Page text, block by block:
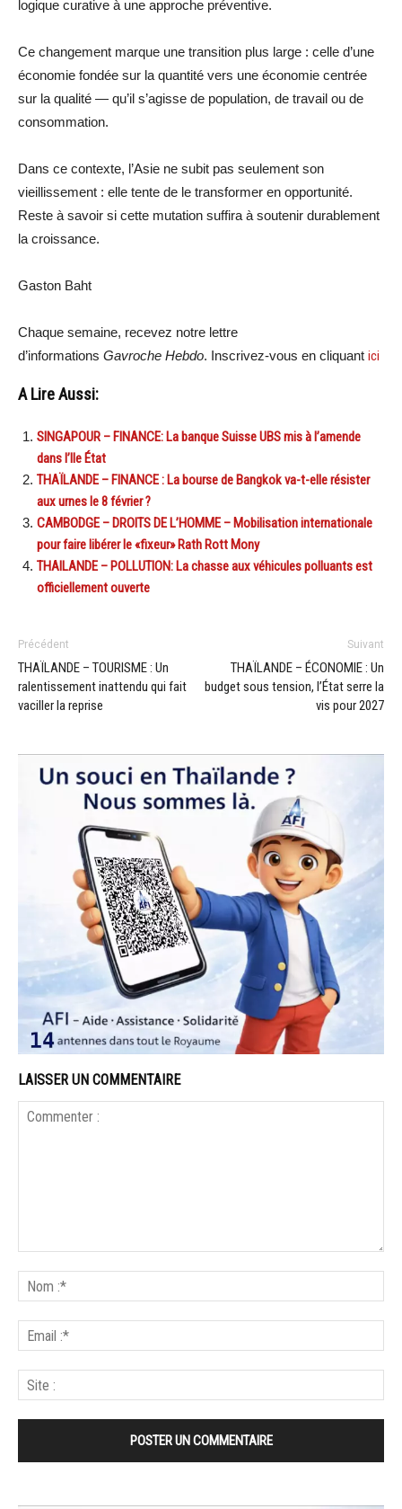
logique curative à une approche préventive.
Ce changement marque une transition plus large : celle d’une
économie fondée sur la quantité vers une économie centrée
sur la qualité — qu’il s’agisse de population, de travail ou de
consommation.
Dans ce contexte, l’Asie ne subit pas seulement son
vieillissement : elle tente de le transformer en opportunité.
Reste à savoir si cette mutation suffira à soutenir durablement
la croissance.
Gaston Baht
Chaque semaine, recevez notre lettre
d’informations Gavroche Hebdo. Inscrivez-vous en cliquant ici
A Lire Aussi:
SINGAPOUR – FINANCE: La banque Suisse UBS mis à l’amende
dans l’Ile État
THAÏLANDE – FINANCE : La bourse de Bangkok va-t-elle résister
aux urnes le 8 février ?
CAMBODGE – DROITS DE L’HOMME – Mobilisation internationale
pour faire libérer le «fixeur» Rath Rott Mony
THAILANDE – POLLUTION: La chasse aux véhicules polluants est
officiellement ouverte
Précédent
THAÏLANDE – TOURISME : Un
ralentissement inattendu qui fait
vaciller la reprise
Suivant
THAÏLANDE – ÉCONOMIE : Un
budget sous tension, l’État serre la
vis pour 2027
LAISSER UN COMMENTAIRE